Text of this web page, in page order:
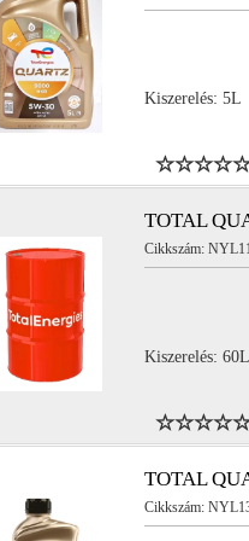
Kiszerelés: 5L
TOTAL
Cikkszám:
Kiszerelés: 60L
TOTAL
Cikkszám: